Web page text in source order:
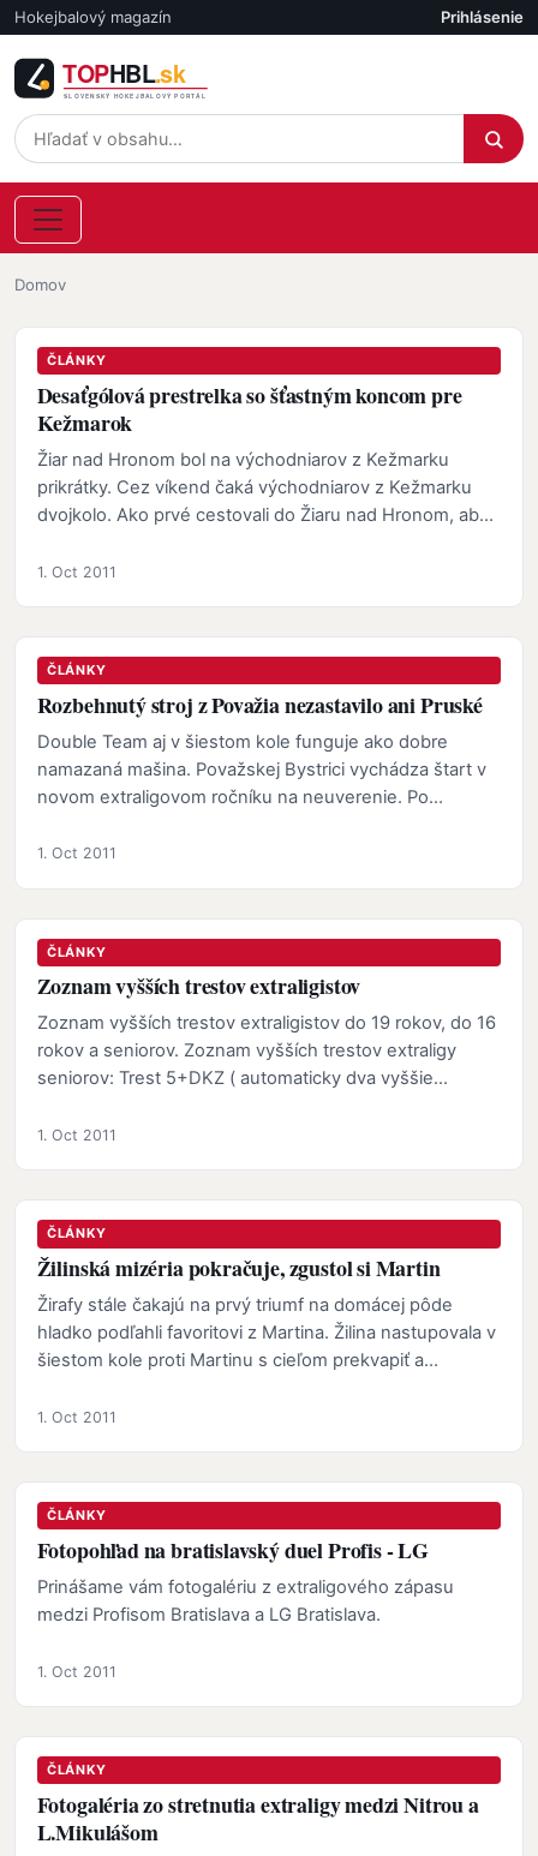
Skočiť na hlavný obsah
Hokejbalový magazín Účet
Prihlásenie
Omrvinka
Domov
ČLÁNKY
Desaťgólová prestrelka so šťastným koncom pre
Kežmarok
Žiar nad Hronom bol na východniarov z Kežmarku
prikrátky. Cez víkend čaká východniarov z Kežmarku
dvojkolo. Ako prvé cestovali do Žiaru nad Hronom, aby
1. Oct 2011
ČLÁNKY
Rozbehnutý stroj z Považia nezastavilo ani Pruské
Double Team aj v šiestom kole funguje ako dobre
namazaná mašina. Považskej Bystrici vychádza štart v
novom extraligovom ročníku na neuverenie. Po
1. Oct 2011
ČLÁNKY
Zoznam vyšších trestov extraligistov
Zoznam vyšších trestov extraligistov do 19 rokov, do 16
rokov a seniorov. Zoznam vyšších trestov extraligy
seniorov: Trest 5+DKZ ( automaticky dva vyššie…
1. Oct 2011
ČLÁNKY
Žilinská mizéria pokračuje, zgustol si Martin
Žirafy stále čakajú na prvý triumf na domácej pôde
hladko podľahli favoritovi z Martina. Žilina nastupovala v
šiestom kole proti Martinu s cieľom prekvapiť a…
1. Oct 2011
ČLÁNKY
Fotopohľad na bratislavský duel Profis - LG
Prinášame vám fotogalériu z extraligového zápasu
medzi Profisom Bratislava a LG Bratislava.
1. Oct 2011
ČLÁNKY
Fotogaléria zo stretnutia extraligy medzi Nitrou a
L.Mikulášom